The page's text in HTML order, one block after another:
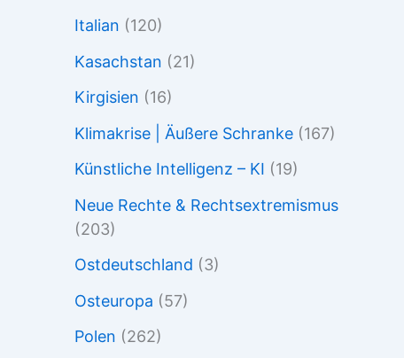
Italian (120)
Kasachstan (21)
Kirgisien (16)
Klimakrise | Äußere Schranke (167)
Künstliche Intelligenz – KI (19)
Neue Rechte & Rechtsextremismus
(203)
Ostdeutschland (3)
Osteuropa (57)
Polen (262)